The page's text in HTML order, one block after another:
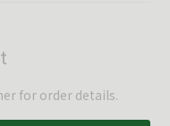
for order details.